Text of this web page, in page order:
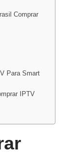
Comprar
Para Smart
IPTV